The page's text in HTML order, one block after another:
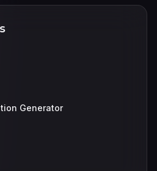
Generator